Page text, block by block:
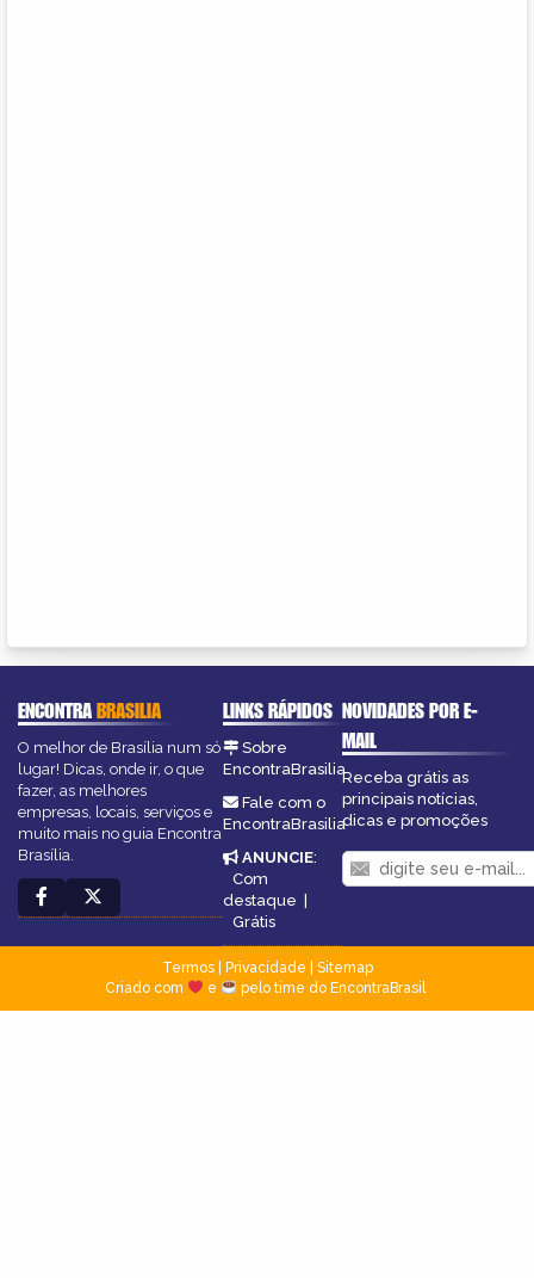
ENCONTRABRASILIA
O melhor de Brasília num só
lugar! Dicas, onde ir, o que
fazer, as melhores
empresas, locais, serviços e
muito mais no guia Encontra
Brasília.
LINKS RÁPIDOS
Sobre
EncontraBrasilia
Fale com o
EncontraBrasilia
ANUNCIE:
Com
destaque |
Grátis
NOVIDADES POR E-
MAIL
Receba grátis as
principais notícias,
dicas e promoções
Termos| Privacidade
Sitemap
Criado com
e pelo time do EncontraBrasil